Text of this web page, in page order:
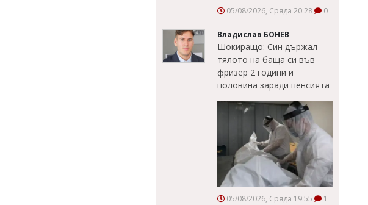
05/08/2026, Сряда 20:28 0
Владислав БОНЕВ
Шокиращо: Син държал
тялото на баща си във
фризер 2 години и
половина заради пенсията
05/08/2026, Сряда 19:55 1